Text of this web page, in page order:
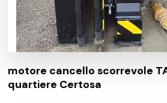
motore cancello scorrevole
quartiere Certosa